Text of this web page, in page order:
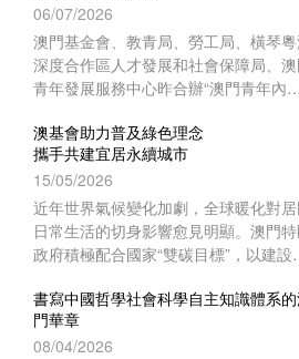
06/07/2026
澳門基金會、教青局、勞工局、橫琴
深度合作區人才發展和社會保障局、
青年發展服務中心昨合辦“澳門青年內
訓”。
澳基會助力普及綠色理念
攜手共建宜居永續城市
15/05/2026
近年世界氣候變化加劇，全球暖化對
日常生活的切身影響愈見明顯。澳門
政府積極配合國家“雙碳目標”，以建設
《澳門長期減碳策略》和《澳門環境
規劃》，謀劃可持續發展藍圖，
書寫中國哲學社會科學自主知識體系
門華章
08/04/2026